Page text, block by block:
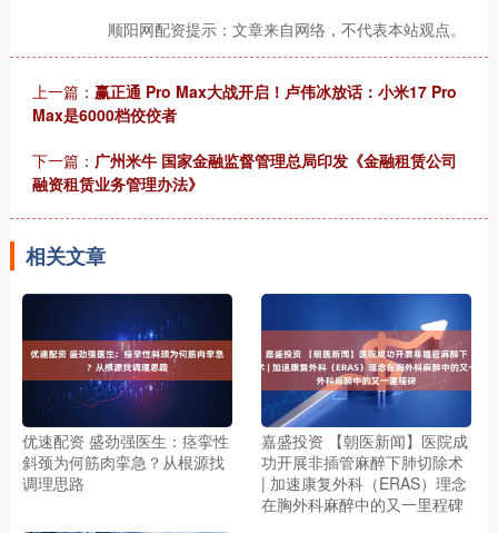
顺阳网配资提示：文章来自网络，不代表本站观点。
上一篇： 赢正通 Pro Max大战开启！卢伟冰放话：小米17 Pro
Max是6000档佼佼者
下一篇： 广州米牛 国家金融监督管理总局印发《金融租赁公司
融资租赁业务管理办法》
相关文章
优速配资 盛劲强医生：痉挛性
斜颈为何筋肉挛急？从根源找
调理思路
嘉盛投资 【朝医新闻】医院成
功开展非插管麻醉下肺切除术
| 加速康复外科（ERAS）理念
在胸外科麻醉中的又一里程碑